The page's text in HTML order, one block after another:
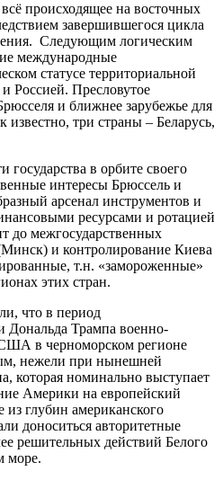
всё происходящее на восточных
завершившегося цикла
Следующим логическим
международные
статусе территориальной
Россией. Пресловутое
и ближнее зарубежье для
три страны – Беларусь,
государства в орбите своего
интересы Брюссель и
арсенал инструментов и
ресурсами и ротацией
до межгосударственных
и контролирование Киева
т.н. «замороженные»
этих стран.
что в период
Дональда Трампа военно-
в черноморском регионе
нежели при нынешней
которая номинально выступает
Америки на европейский
глубин американского
доноситься авторитетные
решительных действий Белого
море.